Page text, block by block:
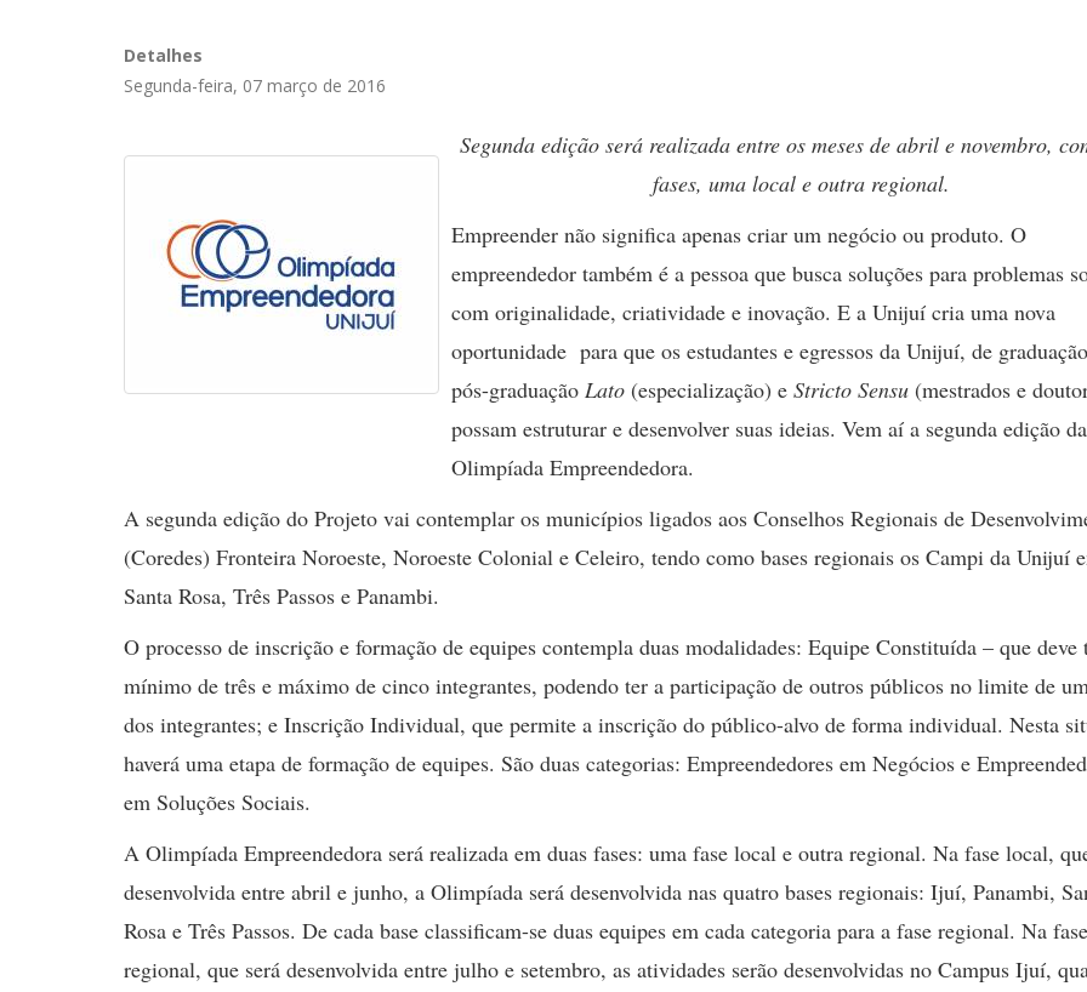
Detalhes
Segunda-feira, 07 março de 2016
Segunda edição será realizada entre os meses de abril e novembro,
fases, uma local e outra regional.
Empreender não significa apenas criar um negócio ou produto. O
empreendedor também é a pessoa que busca soluções para problemas
com originalidade, criatividade e inovação. E a Unijuí cria uma nova
oportunidade para que os estudantes e egressos da Unijuí, de
pós-graduação Lato (especialização) e Stricto Sensu (mestrados e
possam estruturar e desenvolver suas ideias. Vem aí a segunda edição da
Olimpíada Empreendedora.
A segunda edição do Projeto vai contemplar os municípios ligados aos Conselhos Regionais de
(Coredes) Fronteira Noroeste, Noroeste Colonial e Celeiro, tendo como bases regionais os Campi da Unijuí
Santa Rosa, Três Passos e Panambi.
O processo de inscrição e formação de equipes contempla duas modalidades: Equipe Constituída – que deve
mínimo de três e máximo de cinco integrantes, podendo ter a participação de outros públicos no limite de
dos integrantes; e Inscrição Individual, que permite a inscrição do público-alvo de forma individual. Nesta
haverá uma etapa de formação de equipes. São duas categorias: Empreendedores em Negócios e
em Soluções Sociais.
A Olimpíada Empreendedora será realizada em duas fases: uma fase local e outra regional. Na fase local,
desenvolvida entre abril e junho, a Olimpíada será desenvolvida nas quatro bases regionais: Ijuí, Panambi,
Rosa e Três Passos. De cada base classificam-se duas equipes em cada categoria para a fase regional. Na fase
regional, que será desenvolvida entre julho e setembro, as atividades serão desenvolvidas no Campus Ijuí,